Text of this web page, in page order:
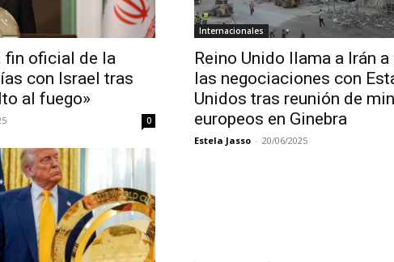
fin oficial de la
con Israel tras
al fuego»
0
Internacionales
Reino Unido llama a Irán
las negociaciones con
Unidos tras reunión de
europeos en Ginebra
Estela Jasso - 20/06/2025